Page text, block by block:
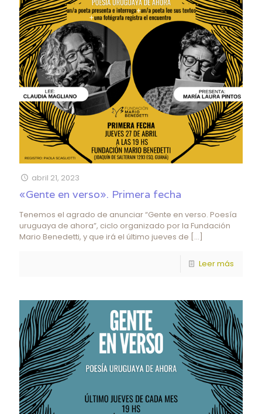
abril 21, 2023
«Gente en verso». Primera fecha
Tenemos el agrado de anunciar “Gente en verso. Poesía
uruguaya de ahora”, ciclo organizado por la Fundación
Mario Benedetti, y que irá el último jueves de […]
Leer más